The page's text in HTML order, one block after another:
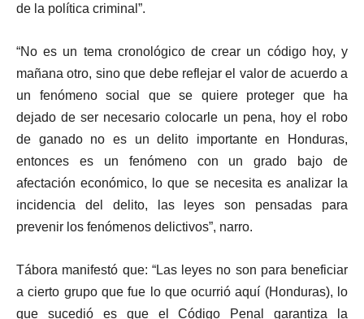
de la política criminal”.
“No es un tema cronológico de crear un código hoy, y
mañana otro, sino que debe reflejar el valor de acuerdo a
un fenómeno social que se quiere proteger que ha
dejado de ser necesario colocarle un pena, hoy el robo
de ganado no es un delito importante en Honduras,
entonces es un fenómeno con un grado bajo de
afectación económico, lo que se necesita es analizar la
incidencia del delito, las leyes son pensadas para
prevenir los fenómenos delictivos”, narro.
Tábora manifestó que: “Las leyes no son para beneficiar
a cierto grupo que fue lo que ocurrió aquí (Honduras), lo
que sucedió es que el Código Penal garantiza la